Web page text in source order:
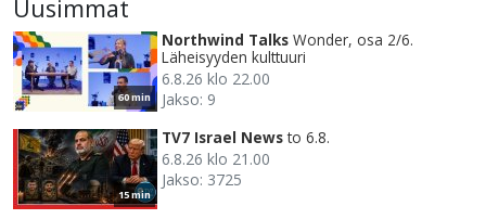
Uusimmat
60 min
Northwind Talks Wonder, osa 2/6.
Läheisyyden kulttuuri
6.8.26 klo 22.00
Jakso: 9
15 min
TV7 Israel News to 6.8.
6.8.26 klo 21.00
Jakso: 3725